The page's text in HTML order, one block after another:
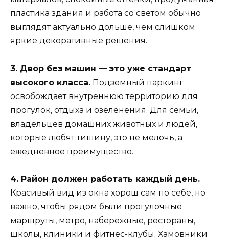
пластика здания и работа со светом обычно
выглядят актуально дольше, чем слишком
яркие декоративные решения.
3. Двор без машин — это уже стандарт
высокого класса. Подземный паркинг
освобождает внутреннюю территорию для
прогулок, отдыха и озеленения. Для семьи,
владельцев домашних животных и людей,
которые любят тишину, это не мелочь, а
ежедневное преимущество.
4. Район должен работать каждый день.
Красивый вид из окна хорош сам по себе, но
важно, чтобы рядом были прогулочные
маршруты, метро, набережные, рестораны,
школы, клиники и фитнес-клубы. Хамовники